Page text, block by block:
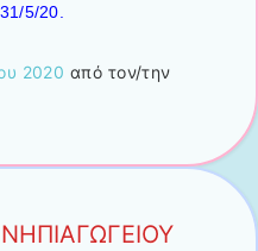
5/20.
2020 από τον/την